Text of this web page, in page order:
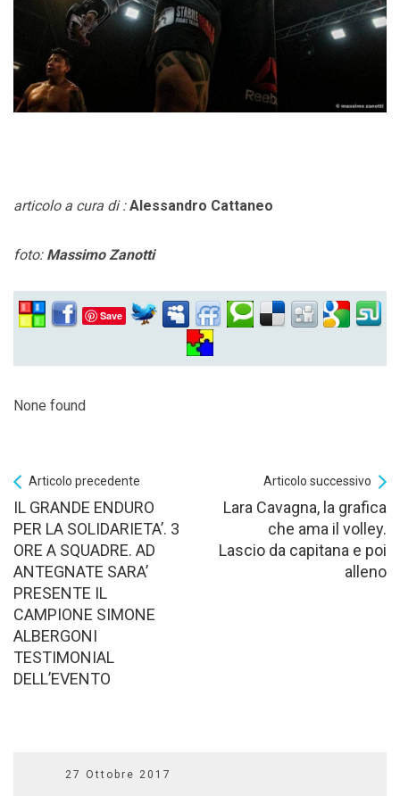
articolo a cura di :Alessandro Cattaneo
foto: Massimo Zanotti
Save
None found
Articolo precedente
IL GRANDE ENDURO
PER LA SOLIDARIETA’. 3
ORE A SQUADRE. AD
ANTEGNATE SARA’
PRESENTE IL
CAMPIONE SIMONE
ALBERGONI
TESTIMONIAL
DELL’EVENTO
Articolo successivo
Lara Cavagna, la grafica
che ama il volley.
Lascio da capitana e poi
alleno
27 Ottobre 2017